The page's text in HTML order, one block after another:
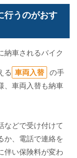
行うのがおす
納車されるバイク
る 車両入替 の手
、車両入替も納車
などで受け付けて
か、電話で連絡を
伴い保険料が変わ